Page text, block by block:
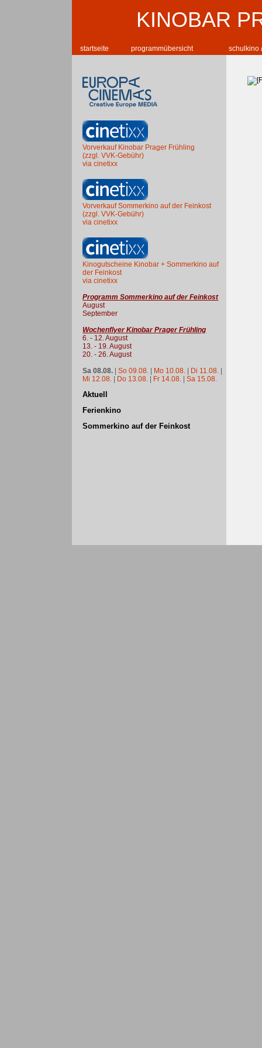
KINOBAR
startseite programmübersicht schulkino
Vorverkauf Kinobar Prager Frühling
(zzgl. VVK-Gebühr)
via cinetixx
Vorverkauf Sommerkino auf der Feinkost
(zzgl. VVK-Gebühr)
via cinetixx
Kinogutscheine Kinobar + Sommerkino auf
der Feinkost
via cinetixx
Programm Sommerkino auf der Feinkost
August
September
Wochenflyer Kinobar Prager Frühling
6. - 12. August
13. - 19. August
20. - 26. August
Sa 08.08. |So 09.08. | Mo 10.08. | Di 11.08. |
Mi 12.08. | Do 13.08. | Fr 14.08. |Sa 15.08.
Aktuell
Ferienkino
Sommerkino auf der Feinkost